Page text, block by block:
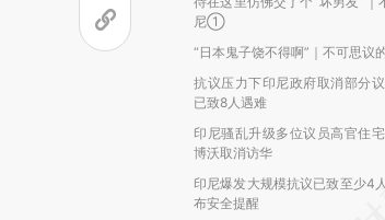
尼①
“日本鬼子饶不得啊”｜不可思
抗议压力下印尼政府取消部分
已致8人遇难
印尼骚乱升级多位议员高官住
博沃取消访华
印尼爆发大规模抗议已致至少4
布安全提醒